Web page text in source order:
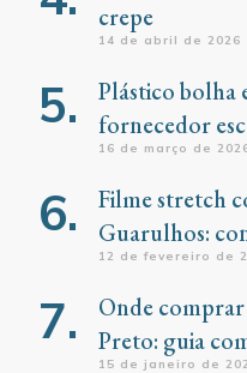
crepe
14 de abril de 2026
Plástico bolha
fornecedor
16 de março de
Filme stretch
Guarulhos:
12 de fevereiro de
Onde
Preto: guia
15 de janeiro de